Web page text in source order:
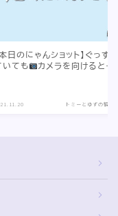
本日のにゃんショット】ぐっす
いても
カメラを向けると…